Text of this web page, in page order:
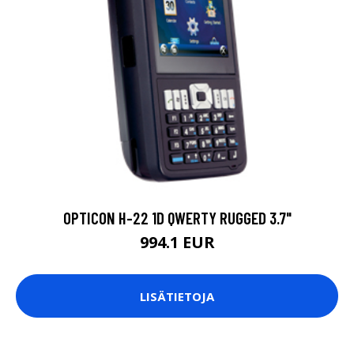
OPTICON H-22 1D QWERTY RUGGED 3.7"
994.1 EUR
LISÄTIETOJA